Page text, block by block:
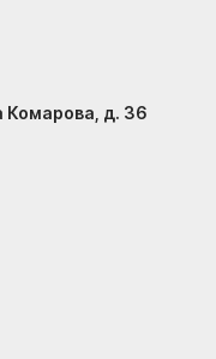
Комарова, д. 36